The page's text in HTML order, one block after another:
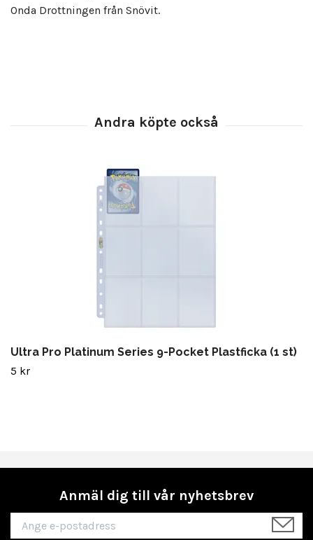
Onda Drottningen från Snövit.
Ultra Pro Platinum Series 9-Pocket Plastficka (1 st)
5 kr
Anmäl dig till vår nyhetsbrev